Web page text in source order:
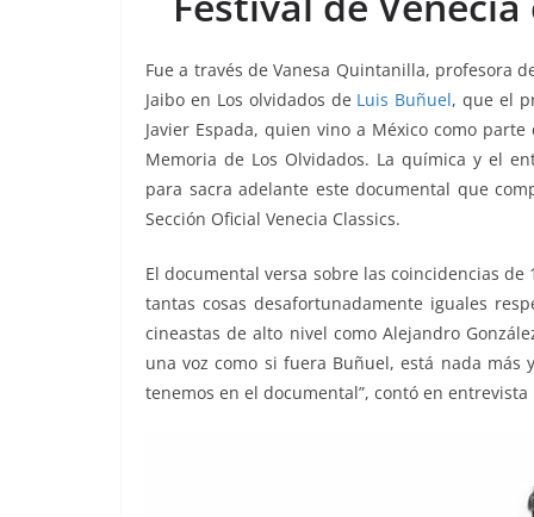
o
k
p er
Fue a través de Vanesa Quintanilla, profesora
Jaibo en Los olvidados de Luis Buñuel, que el
Javier Espada, quien vino a México como
Memoria de Los Olvidados. La química y el
para sacra adelante este documental que
Sección Oficial Venecia Classics.
El documental versa sobre las coincidencias
tantas cosas desafortunadamente iguales
cineastas de alto nivel como Alejandro
una voz como si fuera Buñuel, está nada
tenemos en el documental”, contó en